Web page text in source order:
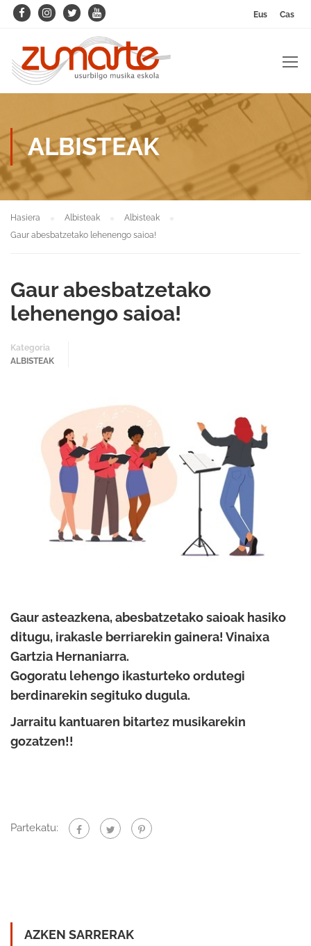
Eus Cas
ALBISTEAK
Hasiera Albisteak
Albisteak
Gaur abesbatzetako lehenengo saioa!
Gaur abesbatzetako
lehenengo saioa!
Kategoria
ALBISTEAK
Gaur asteazkena, abesbatzetako saioak hasiko
ditugu, irakasle berriarekin gainera! Vinaixa
Gartzia Hernaniarra.
Gogoratu lehengo ikasturteko ordutegi
berdinarekin segituko dugula.
Jarraitu kantuaren bitartez musikarekin
gozatzen!!
Partekatu:
AZKEN SARRERAK